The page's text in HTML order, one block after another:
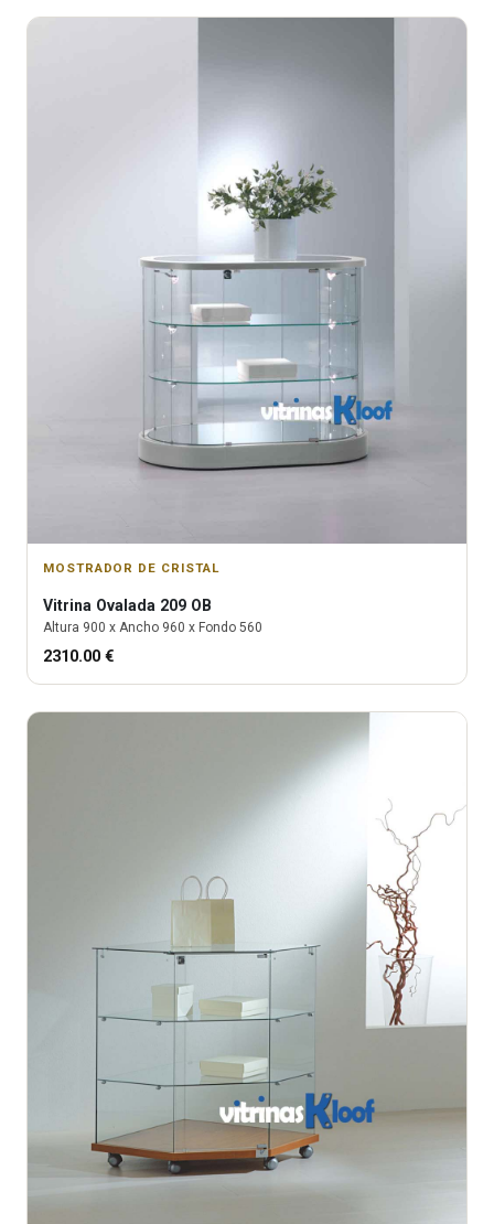
MOSTRADOR DE CRISTAL
Vitrina Ovalada 209 OB
Altura 900 x Ancho 960 x Fondo 560
2310.00 €